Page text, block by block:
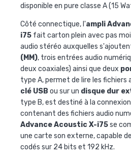
disponible en pure classe A (15
Côté connectique, l'ampli
i75 fait carton plein avec pas
audio stéréo auxquelles
(MM), trois entrées audio
deux coaxiales) ainsi que deux
type A, permet de lire les fichiers
clé USB ou sur un disque dur
type B, est destiné à la
contenant des fichiers audio
Advance Acoustic X-i75se
une carte son externe, capable
codés sur 24 bits et 192 kHz.